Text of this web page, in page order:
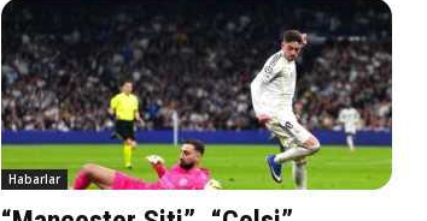
Habarlar